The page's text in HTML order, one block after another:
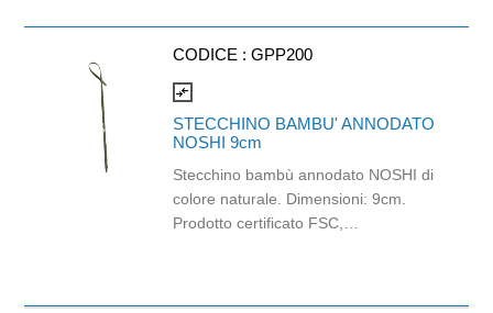
CODICE : GPP200
compare_arrows
STECCHINO BAMBU' ANNODATO
NOSHI 9cm
Stecchino bambù annodato NOSHI di
colore naturale. Dimensioni: 9cm.
Prodotto certificato FSC,